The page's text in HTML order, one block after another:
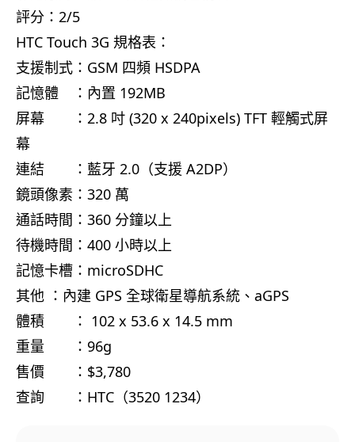
評分：2/5
HTC Touch 3G 規格表：
支援制式：GSM 四頻 HSDPA
記憶體 ：內置 192MB
屏幕 ：2.8 吋 (320 x 240pixels) TFT 輕觸式屏
幕
連結 ：藍牙 2.0（支援 A2DP）
鏡頭像素：320 萬
通話時間：360 分鐘以上
待機時間：400 小時以上
記憶卡槽：microSDHC
其他 ：內建 GPS 全球衛星導航系統、aGPS
體積 ： 102 x 53.6 x 14.5 mm
重量 ：96g
售價 ：$3,780
查詢 ：HTC（3520 1234）